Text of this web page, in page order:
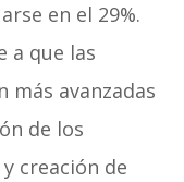
en el 29%.
a que las
más avanzadas
de los
creación de